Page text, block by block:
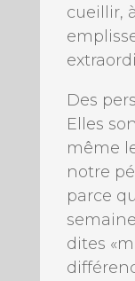
cueillir,
Des
Elles
même
notre
parce
dites